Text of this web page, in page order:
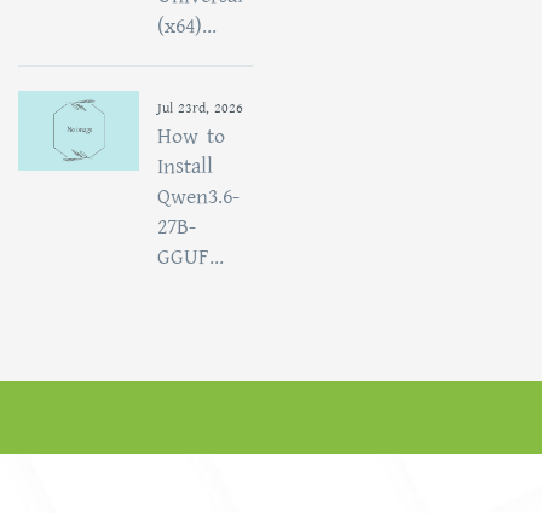
(x64)...
Jul 23rd, 2026
How to
Install
Qwen3.6-
27B-
GGUF...